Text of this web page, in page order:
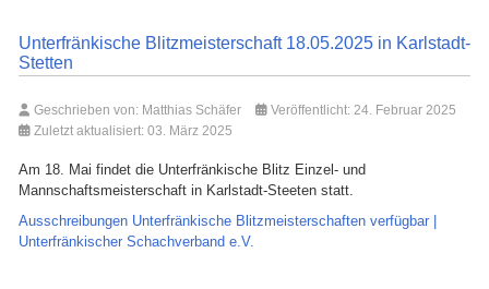
Unterfränkische Blitzmeisterschaft 18.05.2025 in Karlstadt-
Stetten
Geschrieben von: Matthias Schäfer
Veröffentlicht: 24. Februar 2025
Zuletzt aktualisiert: 03. März 2025
Am 18. Mai findet die Unterfränkische Blitz Einzel- und
Mannschaftsmeisterschaft in Karlstadt-Steeten statt.
Ausschreibungen Unterfränkische Blitzmeisterschaften verfügbar |
Unterfränkischer Schachverband e.V.